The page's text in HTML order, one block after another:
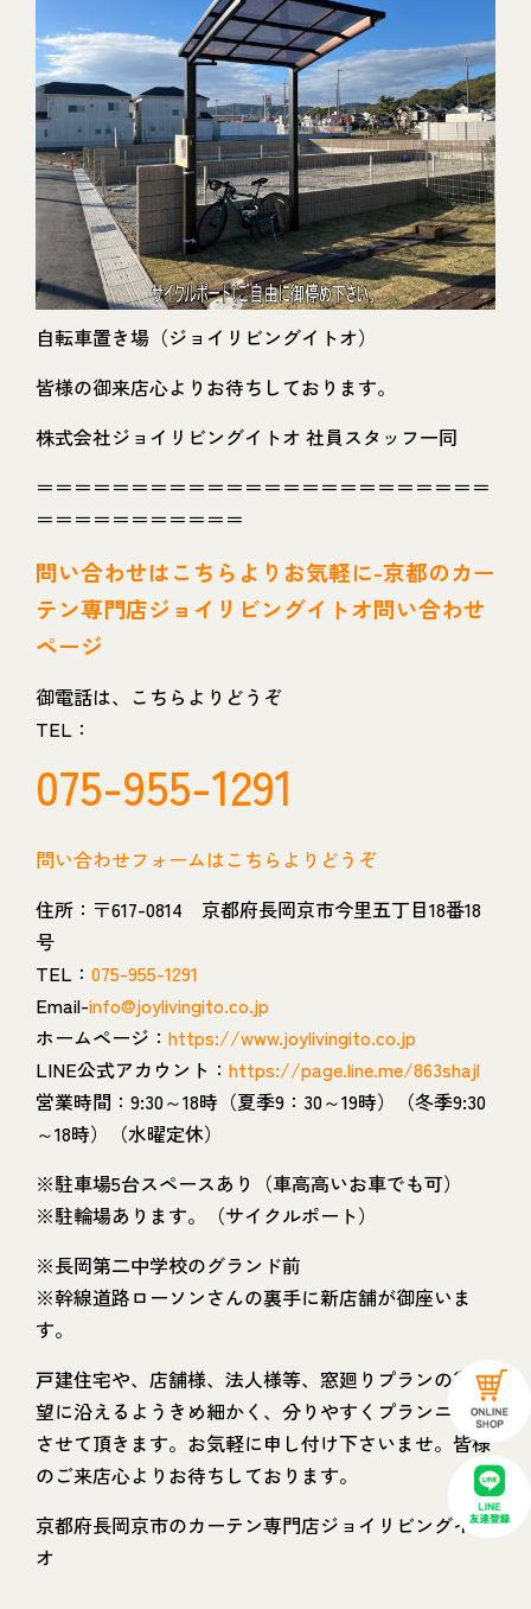
自転車置き場（ジョイリビングイトオ）
皆様の御来店心よりお待ちしております。
株式会社ジョイリビングイトオ 社員スタッフ一同
＝＝＝＝＝＝＝＝＝＝＝＝＝＝＝＝＝＝＝＝＝＝＝＝
＝＝＝＝＝＝＝＝＝＝＝
問い合わせはこちらよりお気軽に-京都のカー
テン専門店ジョイリビングイトオ問い合わせ
ページ
御電話は、こちらよりどうぞ
TEL：
075-955-1291
問い合わせフォームはこちらよりどうぞ
住所：〒617-0814 京都府長岡京市今里五丁目18番18
号
TEL： 075-955-1291
Email-info@joylivingito.co.jp
ホームページ： https://www.joylivingito.co.jp
LINE公式アカウント： https://page.line.me/863shajl
営業時間：9:30～18時（夏季9：30～19時）（冬季9:30
～18時）（水曜定休）
※駐車場5台スペースあり（車高高いお車でも可）
※駐輪場あります。（サイクルポート）
※長岡第二中学校のグランド前
※幹線道路ローソンさんの裏手に新店舗が御座いま
す。
戸建住宅や、店舗様、法人様等、窓廻りプランの御希
望に沿えるようきめ細かく、分りやすくプランニング
させて頂きます。お気軽に申し付け下さいませ。皆様
のご来店心よりお待ちしております。
京都府長岡京市のカーテン専門店ジョイリビングイト
オ